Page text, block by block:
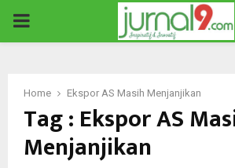
PRIMARY
Home Ekspor AS Masih Menjanjikan
Tag : Ekspor AS
Menjanjikan